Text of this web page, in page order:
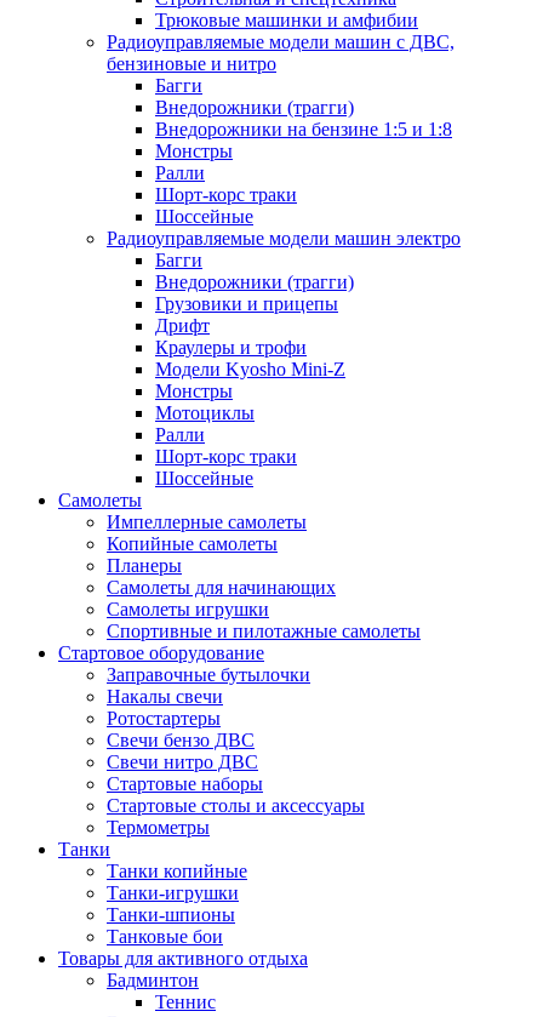
Трюковые машинки и амфибии
Радиоуправляемые модели машин с ДВС,
бензиновые и нитро
Багги
Внедорожники (трагги)
Внедорожники на бензине 1:5 и 1:8
Монстры
Ралли
Шорт-корс траки
Шоссейные
Радиоуправляемые модели машин электро
Багги
Внедорожники (трагги)
Грузовики и прицепы
Дрифт
Краулеры и трофи
Модели Kyosho Mini-Z
Монстры
Мотоциклы
Ралли
Шорт-корс траки
Шоссейные
Самолеты
Импеллерные самолеты
Копийные самолеты
Планеры
Самолеты для начинающих
Самолеты игрушки
Спортивные и пилотажные самолеты
Стартовое оборудование
Заправочные бутылочки
Накалы свечи
Ротостартеры
Свечи бензо ДВС
Свечи нитро ДВС
Стартовые наборы
Стартовые столы и аксессуары
Термометры
Танки
Танки копийные
Танки-игрушки
Танки-шпионы
Танковые бои
Товары для активного отдыха
Бадминтон
Теннис